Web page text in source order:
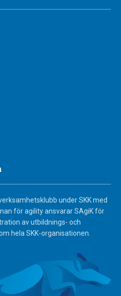
under SKK med
för agility ansvarar SAgiK för
av utbildnings- och
hela SKK-organisationen.